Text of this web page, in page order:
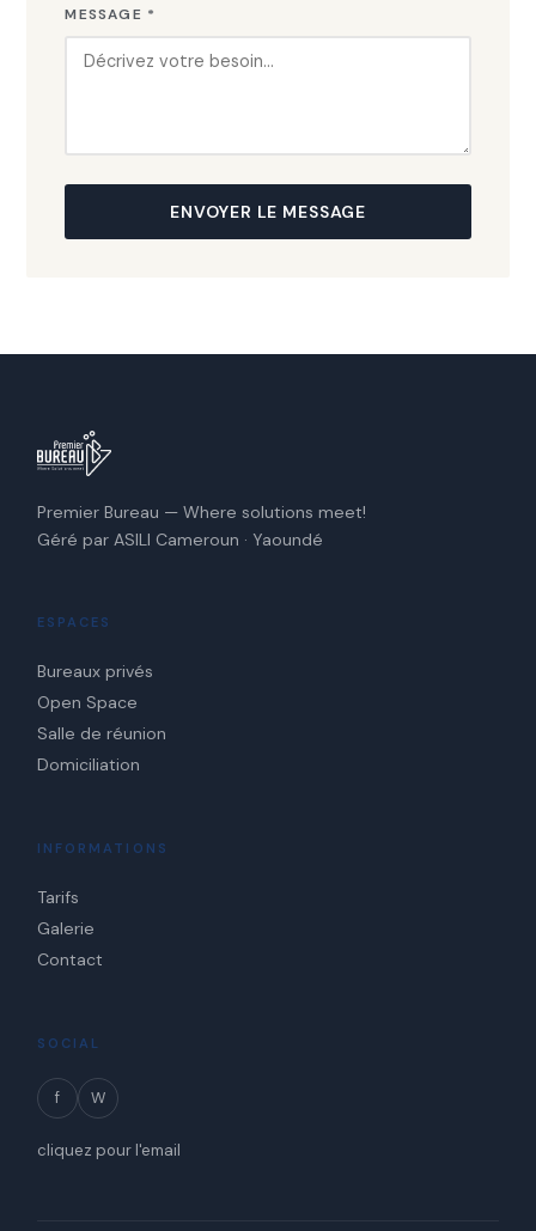
MESSAGE *
ENVOYER LE MESSAGE
Premier Bureau — Where solutions meet!
Géré par ASILI Cameroun · Yaoundé
ESPACES
Bureaux privés
Open Space
Salle de réunion
Domiciliation
INFORMATIONS
Tarifs
Galerie
Contact
SOCIAL
f W
cliquez pour l'email